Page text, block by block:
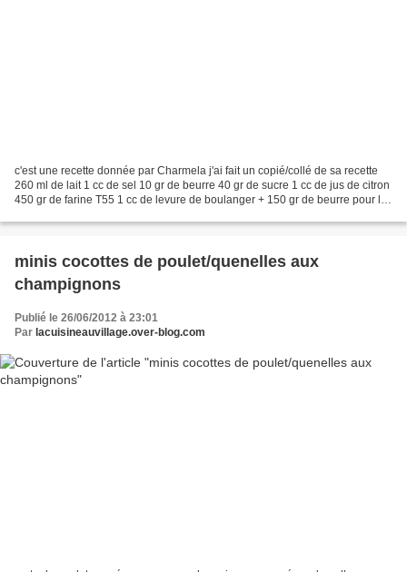
c'est une recette donnée par Charmela j'ai fait un copié/collé de sa recette
260 ml de lait 1 cc de sel 10 gr de beurre 40 gr de sucre 1 cc de jus de citron
450 gr de farine T55 1 cc de levure de boulanger + 150 gr de beurre pour le
minis cocottes de poulet/quenelles aux
champignons
Publié le 26/06/2012 à 23:01
Par lacuisineauvillage.over-blog.com